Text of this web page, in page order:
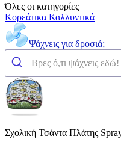
Όλες οι κατηγορίες
Κορεάτικα Καλλυντικά
Ψάχνεις για δροσιά;
Σχολική Τσάντα Πλάτης